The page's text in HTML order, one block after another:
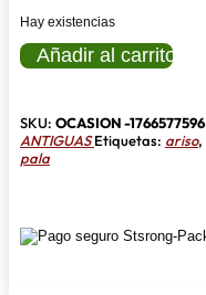
Hay existencias
CERRADURA
CAJA
2
PALAS
cantidad
Añadir al carrito
SKU: OCASION -1766577596
ANTIGUASEtiquetas: ariso,
pala